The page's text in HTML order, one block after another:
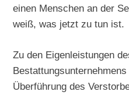
einen Menschen an der
weiß, was jetzt zu tun ist.
Zu den Eigenleistungen
Überführung des